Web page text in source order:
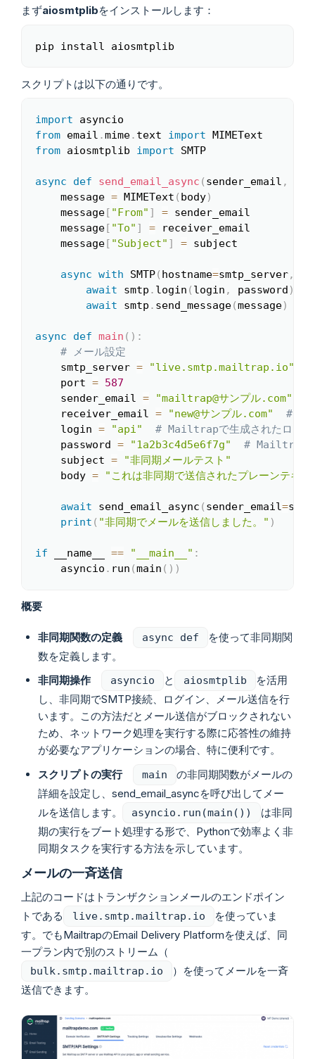
まずaiosmtplibをインストールします：
pip install aiosmtplib
スクリプトは以下の通りです。
import
from email .mime. text import
from aiosmtplib import SMTP
async def send_email_async ( sender_email ,
    message
= MIMEText ( body)
    message
[ "From" ] = sender_email
    message
[ "To" ] = receiver_email
    message
[ "Subject" ] = subject
async with SMTP( hostname=smtp_server,
await smtp . login ( login , password )
await smtp . send_message(message)
async def main ( ) :
# メール設定
    smtp_server
=
"live.smtp.mailtrap.io"
    port
= 587
    sender_email
=
"mailtrap@サンプル.com"
    receiver_email
= "new@サンプル.com"
# 送
    login
= "api"
# Mailtrapで生成されたログイ
    password
= "1a2b3c4d5e6f7g"
# Mailtrapで
    subject
=
"非同期メールテスト"
    body
= "これは非同期で送信されたプレーンテキ
await send_email_async ( sender_email=
print ( "非同期でメールを送信しました。" )
if __name__ == "__main__" :
    asyncio
. run (main ( ) )
概要
非同期関数の定義 async def
を使って非同期関
数を定義します。
非同期操作
asyncio と aiosmtplib
を活用
し、非同期でSMTP接続、ログイン、メール送信を行
います。この方法だとメール送信がブロックされない
ため、ネットワーク処理を実行する際に応答性の維持
が必要なアプリケーションの場合、特に便利です。
スクリプトの実行
main
の非同期関数がメールの
詳細を設定し、send_email_asyncを呼び出してメー
ルを送信します。
asyncio.run(main())
は非同
期の実行をブート処理する形で、Pythonで効率よく非
同期タスクを実行する方法を示しています。
メールの一斉送信
上記のコードはトランザクションメールのエンドポイン
トである
live.smtp.mailtrap.io
を使っていま
す。でもMailtrapのEmail Delivery Platformを使えば、同
一プラン内で別のストリーム（
bulk.smtp.mailtrap.io
）を使ってメールを一斉
送信できます。